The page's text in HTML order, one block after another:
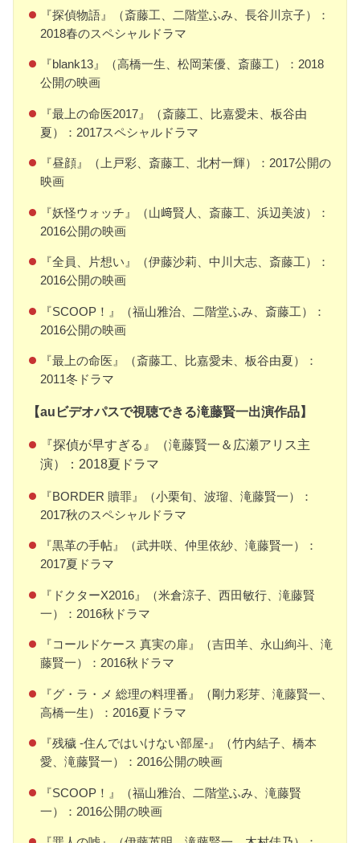
『探偵物語』（斎藤工、二階堂ふみ、長谷川京子）：
2018春のスペシャルドラマ
『blank13』（高橋一生、松岡茉優、斎藤工）：2018
公開の映画
『最上の命医2017』（斎藤工、比嘉愛未、板谷由
夏）：2017スペシャルドラマ
『昼顔』（上戸彩、斎藤工、北村一輝）：2017公開の
映画
『妖怪ウォッチ』（山﨑賢人、斎藤工、浜辺美波）：
2016公開の映画
『全員、片想い』（伊藤沙莉、中川大志、斎藤工）：
2016公開の映画
『SCOOP！』（福山雅治、二階堂ふみ、斎藤工）：
2016公開の映画
『最上の命医』（斎藤工、比嘉愛未、板谷由夏）：
2011冬ドラマ
【auビデオパスで視聴できる滝藤賢一出演作品】
『探偵が早すぎる』（滝藤賢一＆広瀬アリス主
演）：2018夏ドラマ
『BORDER 贖罪』（小栗旬、波瑠、滝藤賢一）：
2017秋のスペシャルドラマ
『黒革の手帖』（武井咲、仲里依紗、滝藤賢一）：
2017夏ドラマ
『ドクターX2016』（米倉涼子、西田敏行、滝藤賢
一）：2016秋ドラマ
『コールドケース 真実の扉』（吉田羊、永山絢斗、滝
藤賢一）：2016秋ドラマ
『グ・ラ・メ 総理の料理番』（剛力彩芽、滝藤賢一、
高橋一生）：2016夏ドラマ
『残穢 -住んではいけない部屋-』（竹内結子、橋本
愛、滝藤賢一）：2016公開の映画
『SCOOP！』（福山雅治、二階堂ふみ、滝藤賢
一）：2016公開の映画